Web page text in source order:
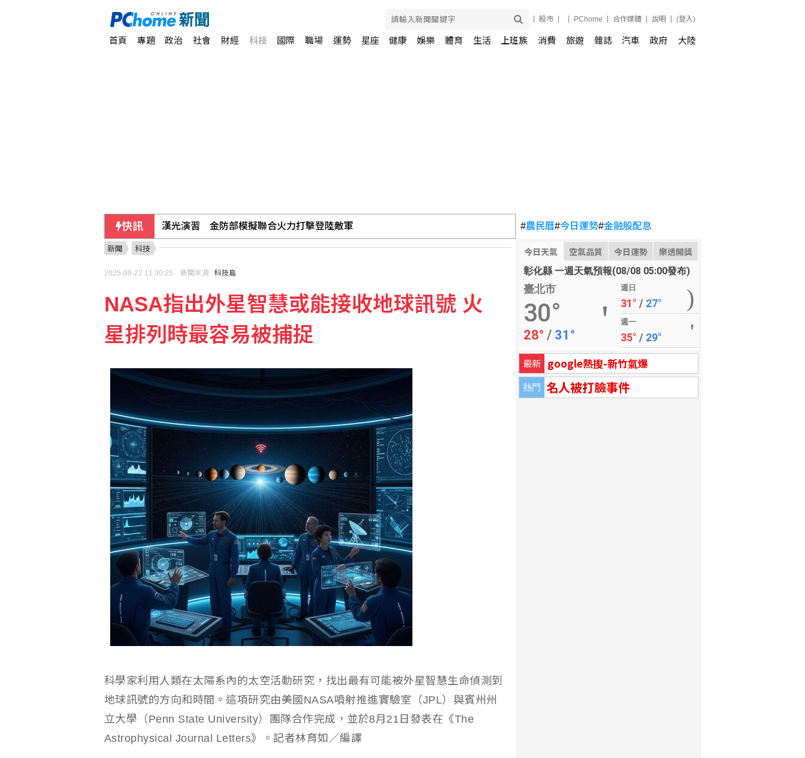
股市 PChome 合作媒體 說明 (登入)
首頁 專題 政治 社會 財經 科技 國際 職場 運勢 星座 健康 娛樂 體育 生活 上班族 消費 旅遊 雜誌 汽車 政府 大陸
快訊 漢光演習 金防部模擬聯合火力打擊登陸敵軍
白海豚颱風逼近！北市這些地方紅線可停車
漢光42》巧合？總統登「64艇」視導濱海打擊
#農民曆#今日運勢#金融股配息
今日天氣 空氣品質 今日運勢 樂透開獎
彰化縣 一週天氣預報(08/08 05:00發布)
臺北市
30°
28° / 31°
週日
31° / 27°
週一
35° / 29°
最新 google熱搜-新竹氣爆
熱門 名人被打臉事件
新聞 科技
2025-08-22 11:30:25 新聞來源 : 科技島
NASA指出外星智慧或能接收地球訊號 火
星排列時最容易被捕捉
科學家利用人類在太陽系內的太空活動研究，找出最有可能被外星智慧生命偵測到
地球訊號的方向和時間。這項研究由美國NASA噴射推進實驗室（JPL）與賓州州
立大學（Penn State University）團隊合作完成，並於8月21日發表在《The
Astrophysical Journal Letters》。 記者林育如／編譯